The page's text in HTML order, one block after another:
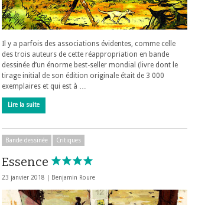
Il y a parfois des associations évidentes, comme celle
des trois auteurs de cette réappropriation en bande
dessinée d’un énorme best-seller mondial (livre dont le
tirage initial de son édition originale était de 3 000
exemplaires et qui est à …
Lire la suite
Bande dessinée Critiques
Essence
23 janvier 2018 | Benjamin Roure